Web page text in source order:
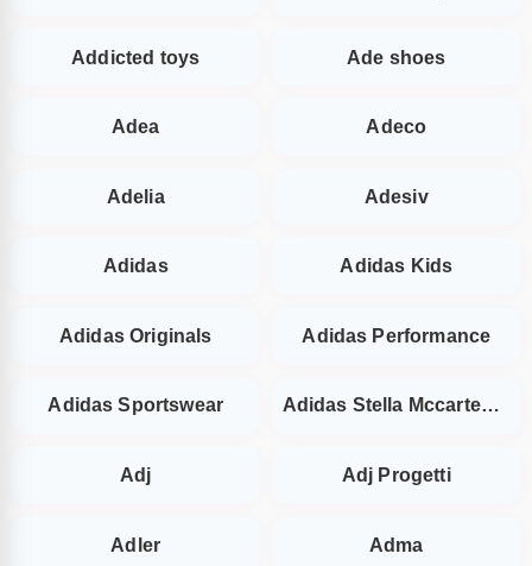
Addicted toys Ade shoes
Adea Adeco
Adelia Adesiv
Adidas Adidas Kids
Adidas Originals Adidas Performance
Adidas Sportswear Adidas Stella Mccarteney
Adj Adj Progetti
Adler Adma